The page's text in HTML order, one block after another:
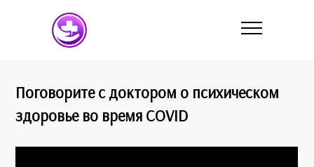
Поговорите с доктором о психическом
здоровье во время COVID